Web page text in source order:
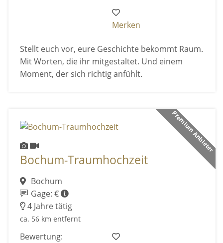
Merken
Stellt euch vor, eure Geschichte bekommt Raum.
Mit Worten, die ihr mitgestaltet. Und einem
Moment, der sich richtig anfühlt.
Premium Anbieter
Bochum-Traumhochzeit
Bochum
Gage: €
4 Jahre tätig
ca. 56 km entfernt
Bewertung: